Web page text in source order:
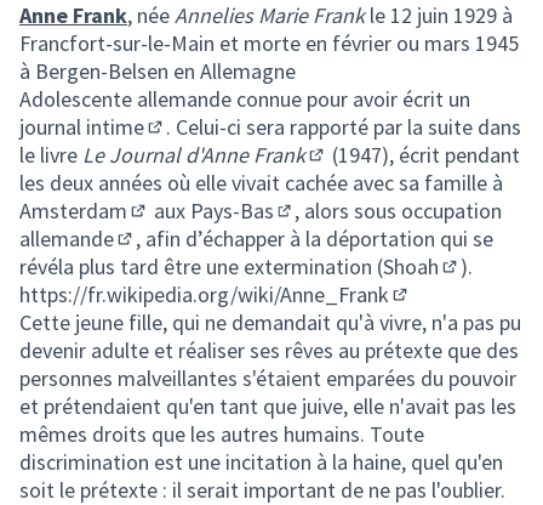
Anne Frank, néeAnnelies Marie Frankle 12 juin 1929 à
Francfort-sur-le-Main et morte en février ou mars 1945
à Bergen-Belsen en Allemagne
Adolescente allemande connue pour avoir écrit un
journal intime
(Lien externe)
. Celui-ci sera rapporté par la suite dans
le livre Le Journal d'Anne Frank
(Lien externe)
(1947), écrit pendant
les deux années où elle vivait cachée avec sa famille à
Amsterdam
(Lien externe)
aux Pays-Bas
(Lien externe)
, alors sous occupation
allemande
(Lien externe)
, afin d’échapper à la déportation qui se
révéla plus tard être une extermination (Shoah
(Lien
).
https://fr.wikipedia.org/wiki/Anne_Frank
(Lien externe)
Cette jeune fille, qui ne demandait qu'à vivre, n'a pas pu
devenir adulte et réaliser ses rêves au prétexte que des
personnes malveillantes s'étaient emparées du pouvoir
et prétendaient qu'en tant que juive, elle n'avait pas les
mêmes droits que les autres humains. Toute
discrimination est une incitation à la haine, quel qu'en
soit le prétexte : il serait important de ne pas l'oublier.